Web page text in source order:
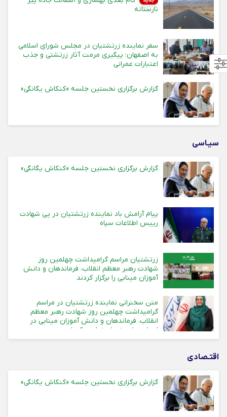
نارستانه
سفر نماینده زرتشتیان در مجلس شورای اسلامی
به اصفهان؛ پیگیری مرمت آثار زرتشتی و جذب
اعتبارات عمرانی
گزارش برگزاری نخستین جلسه «کنکاش یگانگی»
سیـاسی
گزارش برگزاری نخستین جلسه «کنکاش یگانگی»
پیام آرامش باد نماینده زرتشتیان در پی شهادت
رییس اطلاعات سپاه
زرتشتیان مراسم گرامیداشت چهلمین روز
شهادت رهبر معظم انقلاب، فرماندهان و دانش
آموزان مینابی را برگزار کردند
متن سخنرانی نماینده زرتشتیان در مراسم
گرامیداشت چهلمین روز شهادت رهبر معظم
انقلاب، فرماندهان و دانش آموزان مینابی در
استان های یزد، اصفهان و کرمان
اقتـصادی
گزارش برگزاری نخستین جلسه «کنکاش یگانگی»